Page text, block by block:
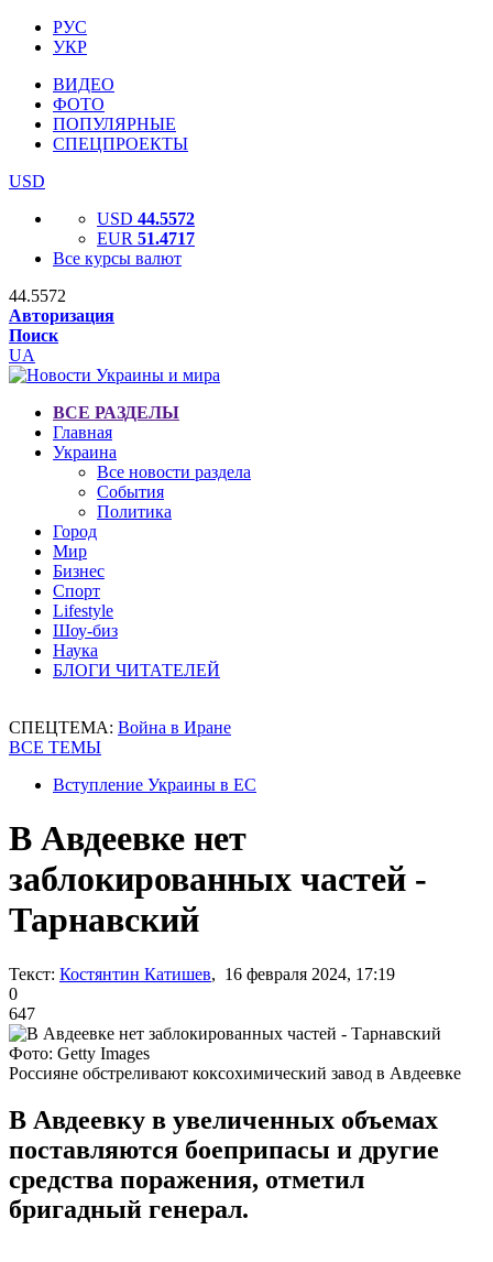
РУС
УКР
ВИДЕО
ФОТО
ПОПУЛЯРНЫЕ
СПЕЦПРОЕКТЫ
USD
USD 44.5572
EUR 51.4717
Все курсы валют
44.5572
Авторизация
Поиск
UA
ВСЕ РАЗДЕЛЫ
Главная
Украина
Все новости раздела
События
Политика
Город
Мир
Бизнес
Спорт
Lifestyle
Шоу-биз
Наука
БЛОГИ ЧИТАТЕЛЕЙ
СПЕЦТЕМА: Война в Иране
ВСЕ ТЕМЫ
Вступление Украины в ЕС
В Авдеевке нет
заблокированных частей -
Тарнавский
Текст: Костянтин Катишев, 16 февраля 2024, 17:19
0
647
Фото: Getty Images
Россияне обстреливают коксохимический завод в Авдеевке
В Авдеевку в увеличенных объемах
поставляются боеприпасы и другие
средства поражения, отметил
бригадный генерал.